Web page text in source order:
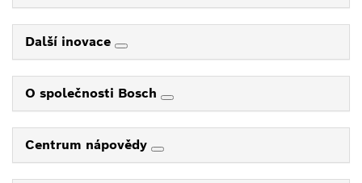
Další inovace
O společnosti Bosch
Centrum nápovědy